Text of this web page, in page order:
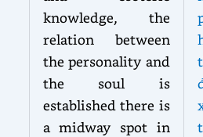
knowledge, the
relation between
the personality and
the soul is
established there is
a midway spot in